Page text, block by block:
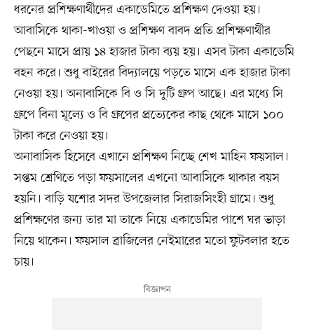
ধরনের প্রশিক্ষণার্থীদের একাডেমিতে প্রশিক্ষণ দেওয়া হয়।
আবাসিকে থাকা-খাওয়া ও প্রশিক্ষণ বাবদ প্রতি প্রশিক্ষণার্থীর
পেছনে মাসে প্রায় ১৪ হাজার টাকা ব্যয় হয়। এসব টাকা একাডেমি
বহন করে। শুধু বাইরের বিদ্যালয়ে পড়তে মাসে এক হাজার টাকা
নেওয়া হয়। অনাবাসিকে বি ও সি দুটি গ্রুপ আছে। এর মধ্যে সি
গ্রুপে বিনা মূল্যে ও বি গ্রুপের প্রত্যেকের কাছ থেকে মাসে ১০০
টাকা করে নেওয়া হয়।
অনাবাসিক হিসেবে এখানে প্রশিক্ষণ নিচ্ছে শেখ মাহিন ফয়সাল।
সপ্তম শ্রেণিতে পড়া ফয়সালের এখনো আবাসিকে থাকার বয়স
হয়নি। বাড়ি যশোর সদর উপজেলার সিরাজসিংহী গ্রামে। শুধু
প্রশিক্ষণের জন্য তার মা তাকে নিয়ে একাডেমির পাশে ঘর ভাড়া
নিয়ে থাকেন। ফয়সাল ব্রাজিলের নেইমারের মতো ফুটবলার হতে
চায়।